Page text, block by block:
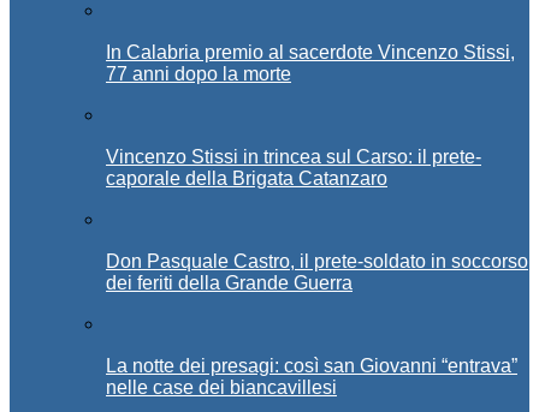
In Calabria premio al sacerdote Vincenzo Stissi,
77 anni dopo la morte
Vincenzo Stissi in trincea sul Carso: il prete-
caporale della Brigata Catanzaro
Don Pasquale Castro, il prete-soldato in soccorso
dei feriti della Grande Guerra
La notte dei presagi: così san Giovanni “entrava”
nelle case dei biancavillesi